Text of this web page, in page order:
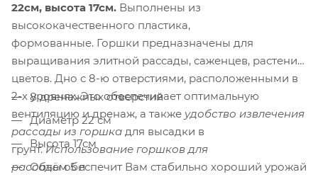
22см, высота 17см. Выполнены из
высококачественного пластика,
формованные. Горшки предназначены для
выращивания элитной рассады, саженцев, растений,
цветов. Дно с 8-ю отверстиями, расположенными в
2-х уровнях. Это обеспечивает оптимальную
вентиляцию и дренаж, а также удобство извлечения
рассады из горшка для высадки в
грунт.Использование горшков для
рассадыобеспечит Вам стабильно хороший урожай
8 дренажных отверстий
Диаметр 22 см
Высота 17см
Объём 5 л